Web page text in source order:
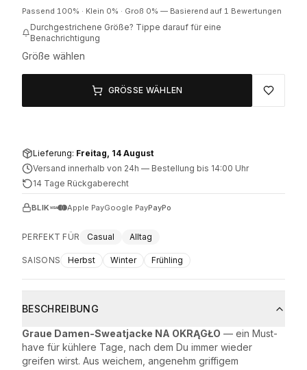
Passend 100% · Klein 0% · Groß 0% — Basierend auf 1 Bewertungen
Durchgestrichene Größe? Tippe darauf für eine
Benachrichtigung
Größe wählen
GRÖSSE WÄHLEN
Lieferung: Freitag, 14 August
Versand innerhalb von 24h — Bestellung bis 14:00 Uhr
14 Tage Rückgaberecht
BLIK Apple PayGoogle PayPayPo
PERFEKT FÜR Casual Alltag
SAISONS Herbst Winter Frühling
BESCHREIBUNG
Graue Damen-Sweatjacke NA OKRĄGŁO — ein Must-
have für kühlere Tage, nach dem Du immer wieder
greifen wirst. Aus weichem, angenehm griffigem